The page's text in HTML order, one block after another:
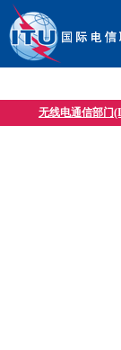
无线电通信部门